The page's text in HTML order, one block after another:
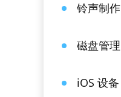
铃声制作
磁盘管理
iOS 设备